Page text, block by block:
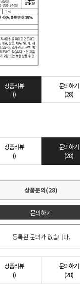
상품리뷰
()
문의하기
(28)
상품리뷰
()
문의하기
(28)
상품문의(28)
문의하기
등록된 문의가 없습니다.
상품리뷰
()
문의하기
(28)